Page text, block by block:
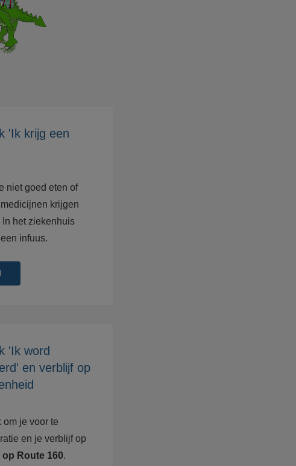
'Ik krijg een
niet goed eten of
krijgen
het ziekenhuis
infuus.
'Ik word
en verblijf op
om je voor te
en je verblijf op
Route 160.